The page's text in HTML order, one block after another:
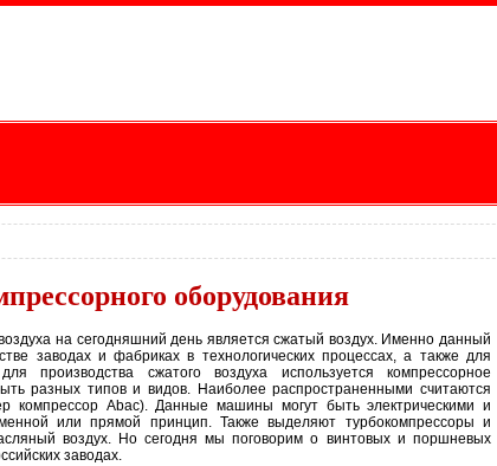
оборудования
на сегодняшний день является сжатый воздух. Именно данный
заводах и фабриках в технологических процессах, а также для
производства сжатого воздуха используется компрессорное
разных типов и видов. Наиболее распространенными считаются
компрессор Abac). Данные машины могут быть электрическими и
или прямой принцип. Также выделяют турбокомпрессоры и
воздух. Но сегодня мы поговорим о винтовых и поршневых
заводах.